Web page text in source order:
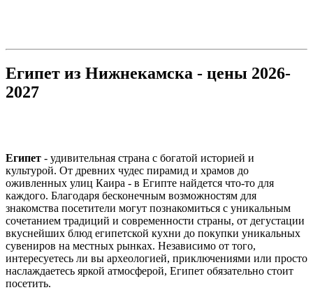
Египет из Нижнекамска - цены 2026-
2027
Египет - удивительная страна с богатой историей и
культурой. От древних чудес пирамид и храмов до
оживленных улиц Каира - в Египте найдется что-то для
каждого. Благодаря бесконечным возможностям для
знакомства посетители могут познакомиться с уникальным
сочетанием традиций и современности страны, от дегустации
вкуснейших блюд египетской кухни до покупки уникальных
сувениров на местных рынках. Независимо от того,
интересуетесь ли вы археологией, приключениями или просто
наслаждаетесь яркой атмосферой, Египет обязательно стоит
посетить.